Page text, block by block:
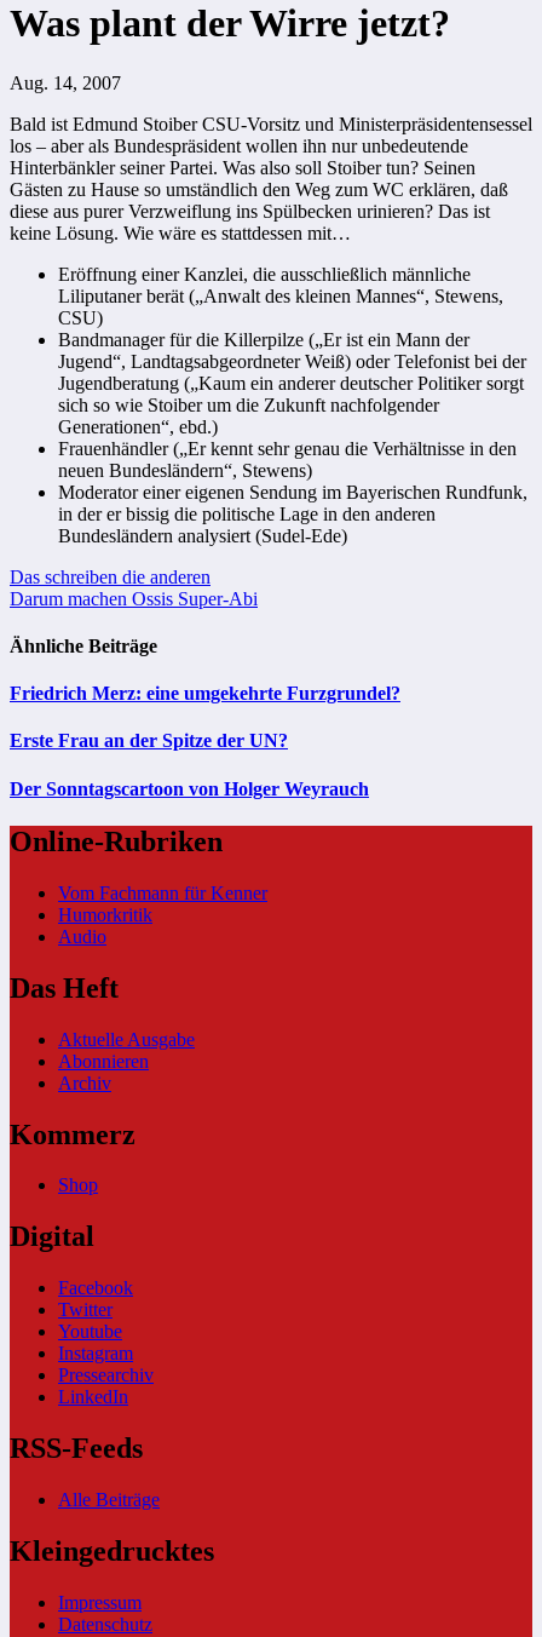
Was plant der Wirre jetzt?
Aug. 14, 2007
Bald ist Edmund Stoiber CSU-Vorsitz und Ministerpräsidentensessel
los – aber als Bundespräsident wollen ihn nur unbedeutende
Hinterbänkler seiner Partei. Was also soll Stoiber tun? Seinen
Gästen zu Hause so umständlich den Weg zum WC erklären, daß
diese aus purer Verzweiflung ins Spülbecken urinieren? Das ist
keine Lösung. Wie wäre es stattdessen mit…
Eröffnung einer Kanzlei, die ausschließlich männliche
Liliputaner berät („Anwalt des kleinen Mannes“, Stewens,
CSU)
Bandmanager für die Killerpilze („Er ist ein Mann der
Jugend“, Landtagsabgeordneter Weiß) oder Telefonist bei der
Jugendberatung („Kaum ein anderer deutscher Politiker sorgt
sich so wie Stoiber um die Zukunft nachfolgender
Generationen“, ebd.)
Frauenhändler („Er kennt sehr genau die Verhältnisse in den
neuen Bundesländern“, Stewens)
Moderator einer eigenen Sendung im Bayerischen Rundfunk,
in der er bissig die politische Lage in den anderen
Bundesländern analysiert (Sudel-Ede)
Beitragsnavigation
Das schreiben die anderen
Darum machen Ossis Super-Abi
Ähnliche Beiträge
Friedrich Merz: eine umgekehrte Furzgrundel?
Erste Frau an der Spitze der UN?
Der Sonntagscartoon von Holger Weyrauch
Online-Rubriken
Vom Fachmann für Kenner
Humorkritik
Audio
Das Heft
Aktuelle Ausgabe
Abonnieren
Archiv
Kommerz
Shop
Digital
Facebook
Twitter
Youtube
Instagram
Pressearchiv
LinkedIn
RSS-Feeds
Alle Beiträge
Kleingedrucktes
Impressum
Datenschutz